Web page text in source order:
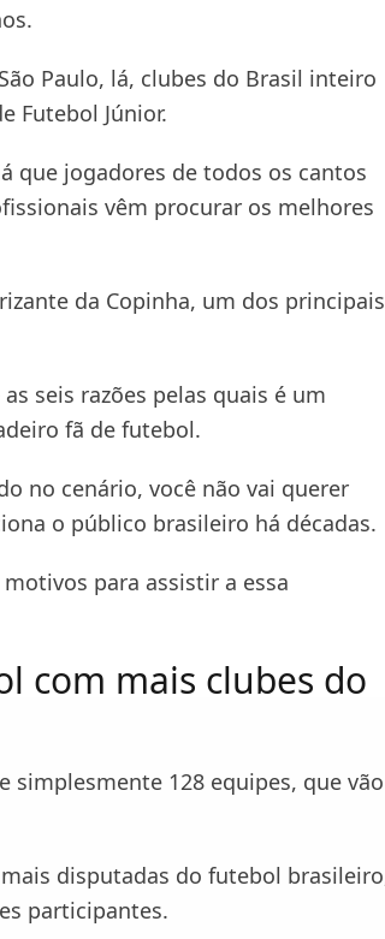
Paulo, lá, clubes do Brasil inteiro
Futebol Júnior.
que jogadores de todos os cantos
vêm procurar os melhores
da Copinha, um dos principais
seis razões pelas quais é um
fã de futebol.
no cenário, você não vai querer
o público brasileiro há décadas.
para assistir a essa
com mais clubes do
simplesmente 128 equipes, que vão
disputadas do futebol
participantes.